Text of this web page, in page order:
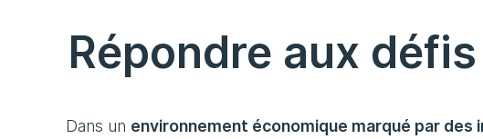
Répondre aux
Dans un environnement économique marqué par